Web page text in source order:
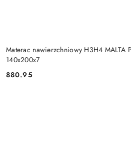
Materac nawierzchniowy H3H4 MALTA
140x200x7
Cena:
880.95